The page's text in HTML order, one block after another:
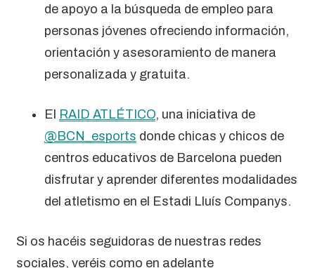
de apoyo a la búsqueda de empleo para
personas jóvenes ofreciendo información,
orientación y asesoramiento de manera
personalizada y gratuita.
El RAID ATLÉTICO, una iniciativa de
@BCN_esports donde chicas y chicos de
centros educativos de Barcelona pueden
disfrutar y aprender diferentes modalidades
del atletismo en el Estadi Lluís Companys.
Si os hacéis seguidoras de nuestras redes
sociales, veréis como en adelante